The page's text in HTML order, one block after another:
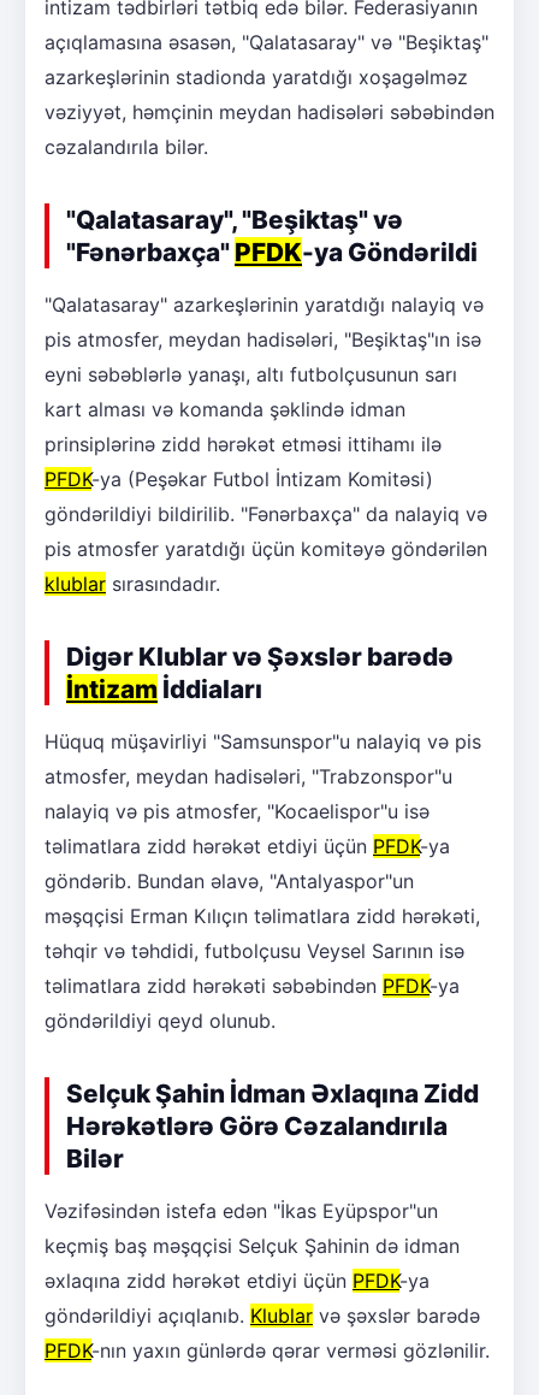
intizam tədbirləri tətbiq edə bilər. Federasiyanın
açıqlamasına əsasən, "Qalatasaray" və "Beşiktaş"
azarkeşlərinin stadionda yaratdığı xoşagəlməz
vəziyyət, həmçinin meydan hadisələri səbəbindən
cəzalandırıla bilər.
"Qalatasaray", "Beşiktaş" və
"Fənərbaxça" PFDK-ya Göndərildi
"Qalatasaray" azarkeşlərinin yaratdığı nalayiq və
pis atmosfer, meydan hadisələri, "Beşiktaş"ın isə
eyni səbəblərlə yanaşı, altı futbolçusunun sarı
kart alması və komanda şəklində idman
prinsiplərinə zidd hərəkət etməsi ittihamı ilə
PFDK-ya (Peşəkar Futbol İntizam Komitəsi)
göndərildiyi bildirilib. "Fənərbaxça" da nalayiq və
pis atmosfer yaratdığı üçün komitəyə göndərilən
klublar sırasındadır.
Digər Klublar və Şəxslər barədə
İntizam İddiaları
Hüquq müşavirliyi "Samsunspor"u nalayiq və pis
atmosfer, meydan hadisələri, "Trabzonspor"u
nalayiq və pis atmosfer, "Kocaelispor"u isə
təlimatlara zidd hərəkət etdiyi üçün PFDK-ya
göndərib. Bundan əlavə, "Antalyaspor"un
məşqçisi Erman Kılıçın təlimatlara zidd hərəkəti,
təhqir və təhdidi, futbolçusu Veysel Sarının isə
təlimatlara zidd hərəkəti səbəbindən PFDK-ya
göndərildiyi qeyd olunub.
Selçuk Şahin İdman Əxlaqına Zidd
Hərəkətlərə Görə Cəzalandırıla
Bilər
Vəzifəsindən istefa edən "İkas Eyüpspor"un
keçmiş baş məşqçisi Selçuk Şahinin də idman
əxlaqına zidd hərəkət etdiyi üçün PFDK-ya
göndərildiyi açıqlanıb. Klublar və şəxslər barədə
PFDK-nın yaxın günlərdə qərar verməsi gözlənilir.